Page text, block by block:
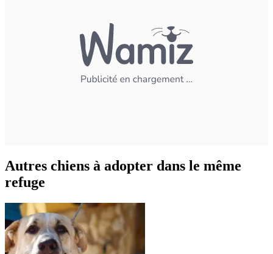
Autres chiens à adopter dans le même
refuge